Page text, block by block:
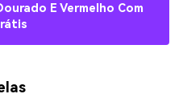
E Vermelho Com